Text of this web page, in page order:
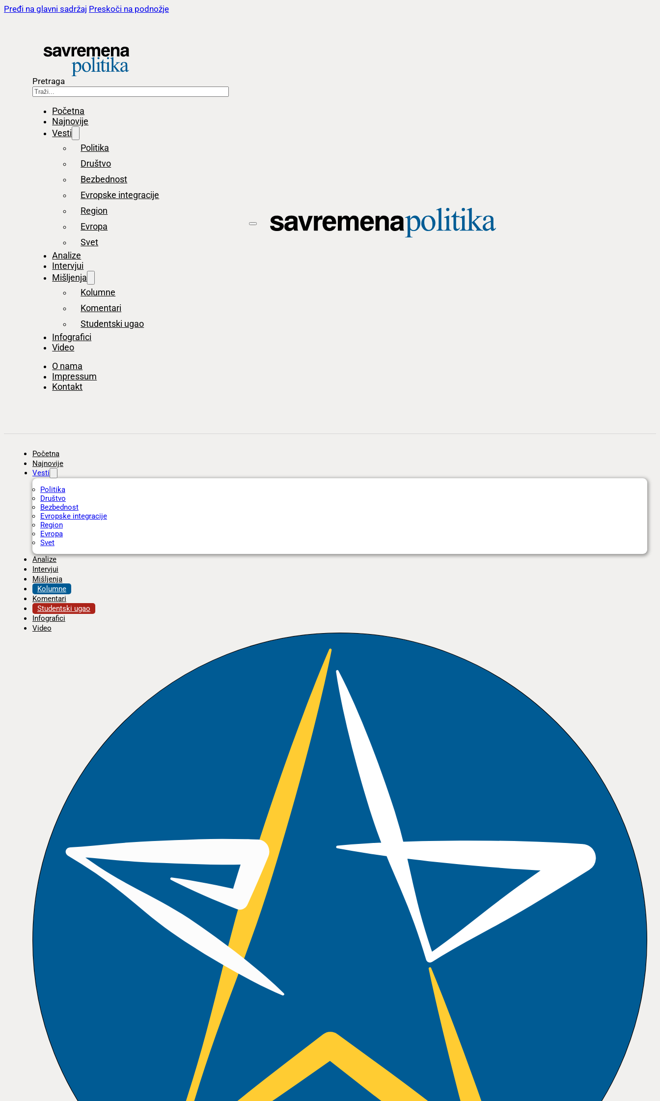
Pređi na glavni sadržaj Preskoči na podnožje
Pretraga
Početna
Najnovije
Vesti
Politika
Društvo
Bezbednost
Evropske integracije
Region
Evropa
Svet
Analize
Intervjui
Mišljenja
Kolumne
Komentari
Studentski ugao
Infografici
Video
O nama
Impressum
Kontakt
Početna
Najnovije
Vesti
Politika
Društvo
Bezbednost
Evropske integracije
Region
Evropa
Svet
Analize
Intervjui
Mišljenja
Kolumne
Komentari
Studentski ugao
Infografici
Video